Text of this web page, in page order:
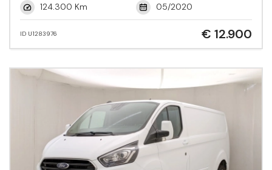
124.300 Km
05/2020
ID U1283976 € 12.900